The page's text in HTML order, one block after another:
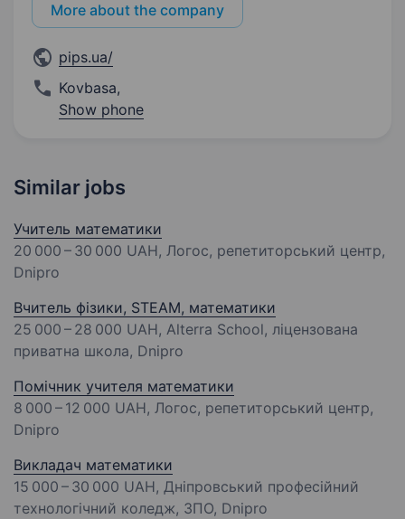
More about the company
pips.ua/
Kovbasa,
Show phone
Similar jobs
Учитель математики
20 000 – 30 000 UAH, Логос, репетиторський центр,
Dnipro
Вчитель фізики, STEAM, математики
25 000 – 28 000 UAH, Alterra School, ліцензована
приватна школа, Dnipro
Помічник учителя математики
8 000 – 12 000 UAH, Логос, репетиторський центр,
Dnipro
Викладач математики
15 000 – 30 000 UAH, Дніпровський професійний
технологічний коледж, ЗПО, Dnipro